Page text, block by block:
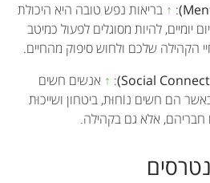
:
↑ בריאות נפש טובה היא היכולת
יומיים, להיות מסוגלים לפעול כמיטב
הקהילה שלכם ולחוש סיפוק מהחיים.
:
↑ אנשים חשים
הם חשים נוֹחוּת, ביטחון ושייכוּת
אלא גם בקהילה.